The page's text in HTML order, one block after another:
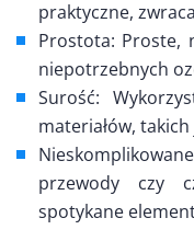
praktyczne,
Prostota: Proste,
niepotrzebnych
Surość:
materiałów,
przewody czy
spotykane